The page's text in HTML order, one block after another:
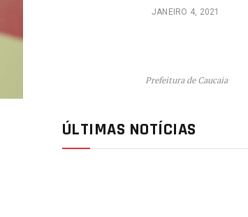
JANEIRO 4, 2021
Prefeitura de Caucaia
ÚLTIMAS NOTÍCIAS